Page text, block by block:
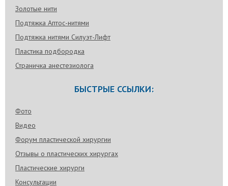
Золотые нити
Подтяжка Аптос-нитями
Подтяжка нитями Силуэт-Лифт
Пластика подбородка
Страничка анестезиолога
БЫСТРЫЕ ССЫЛКИ:
Фото
Видео
Форум пластической хирургии
Отзывы о пластических хирургах
Пластические хирурги
Консультации